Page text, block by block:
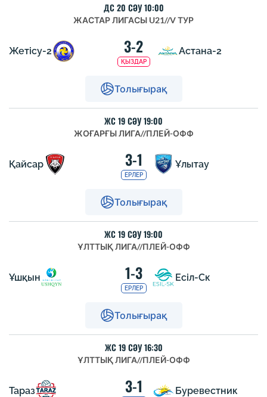
ДС 20 СӘУ 10:00
ЖАСТАР ЛИГАСЫ U21//V ТУР
Жетісу-2 3-2
ҚЫЗДАР
Астана-2
Толығырақ
ЖС 19 СӘУ 19:00
ЖОҒАРҒЫ ЛИГА//ПЛЕЙ-ОФФ
Қайсар 3-1
ЕРЛЕР
Ұлытау
Толығырақ
ЖС 19 СӘУ 19:00
ҰЛТТЫҚ ЛИГА//ПЛЕЙ-ОФФ
Ұшқын 1-3
ЕРЛЕР
Есіл-Ск
Толығырақ
ЖС 19 СӘУ 16:30
ҰЛТТЫҚ ЛИГА//ПЛЕЙ-ОФФ
Тараз 3-1 Буревестник